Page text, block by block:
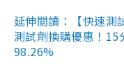
延伸閱讀：【快速測
測試劑換購優惠！15
98.26%